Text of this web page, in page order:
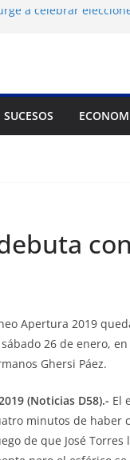
a celebrar
del montañista
SUCESOS
Apertura 2019
26 de enero,
Ghersi Páez.
(Noticias D58).- El
minutos de haber
de que José